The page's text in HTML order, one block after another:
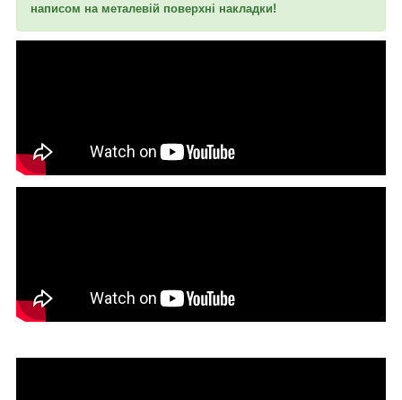
написом на металевій поверхні накладки!